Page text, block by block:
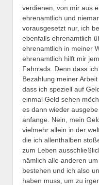
verdienen, von mir aus
ehrenamtlich und
vorausgesetzt nur, ich
ebenfalls ehrenamtlich
ehrenamtlich in meiner
ehrenamtlich hilft mir
Fahrrads. Denn dass
Bezahlung meiner
dass ich speziell auf
einmal Geld sehen
es dann wieder
anfange. Nein, mein
vielmehr allein in der
die ich allenthalben
zum Leben
nämlich alle anderen
bestehen und ich also
haben muss, um zu